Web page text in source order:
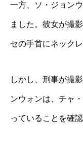
一方、ソ・ジョン
ました。彼女が撮
セの手首にネック
しかし、刑事が撮
ンウォンは、チャ
っていることを確認